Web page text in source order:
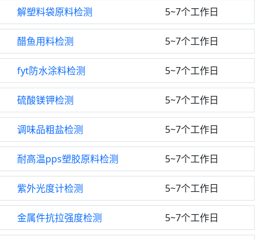
解塑料袋原料检测 5~7个工作日
醋鱼用料检测 5~7个工作日
fyt防水涂料检测 5~7个工作日
硫酸镁钾检测 5~7个工作日
调味品粗盐检测 5~7个工作日
耐高温pps塑胶原料检测 5~7个工作日
紫外光度计检测 5~7个工作日
金属件抗拉强度检测 5~7个工作日